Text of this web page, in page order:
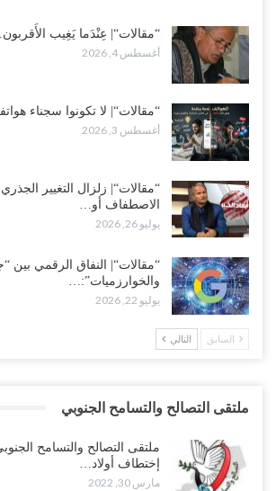
“مقالات“| عِنْدَما يَغِيب
أغسطس 4, 2026
“مقالات“| لا تكونوا سجناء
أغسطس 3, 2026
“مقالات“| زلزال التغيير الجذري:
الاصطفاف أو…
يوليو 26, 2026
“مقالات“| النفاق الرقمي بين
والخوارزميات”:…
يوليو 22, 2026
السابق التالي
ملتقى التصالح والتسامح الجنوبي
ملتقى التصالح والتسامح
إختطاف أولاد…
مارس 30, 2022